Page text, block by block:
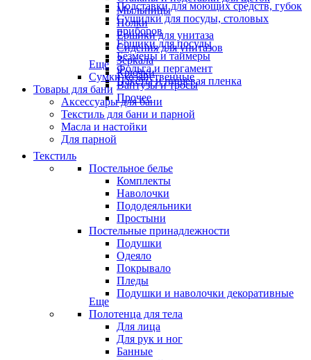
Мыльницы
Полки
Ёршики для унитаза
Сидения для унитазов
Зеркала
Крючки
Вантузы и тросы
Прочее
Подставки для моющих средств, губок
Сушилки для посуды, столовых
приборов
Ёршики для посуды
Безмены и таймеры
Фольга и пергамент
Пакеты и пищевая пленка
Еще
Сумки хозяйственные
Товары для бани
Аксессуары для бани
Текстиль для бани и парной
Масла и настойки
Для парной
Текстиль
Постельное белье
Комплекты
Наволочки
Пододеяльники
Простыни
Постельные принадлежности
Подушки
Одеяло
Покрывало
Пледы
Подушки и наволочки декоративные
Еще
Полотенца для тела
Для лица
Для рук и ног
Банные